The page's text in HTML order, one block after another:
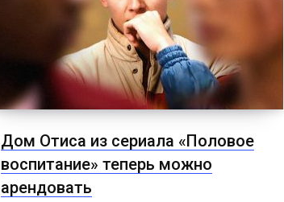
Дом Отиса из сериала «Половое
воспитание» теперь можно
арендовать